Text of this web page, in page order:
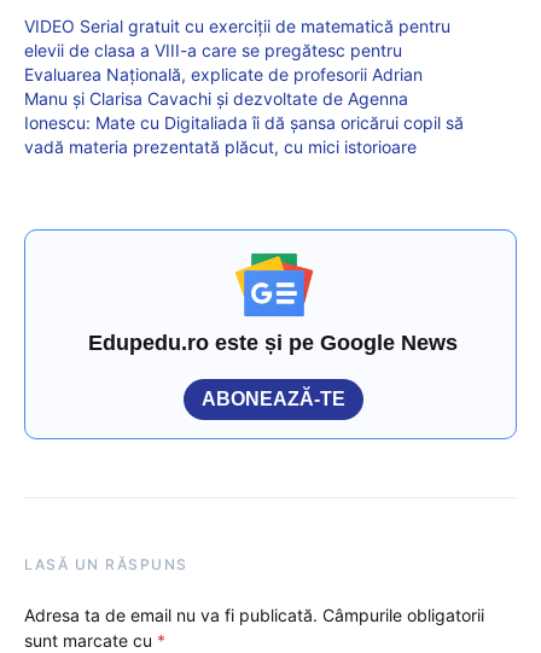
VIDEO Serial gratuit cu exerciții de matematică pentru
elevii de clasa a VIII-a care se pregătesc pentru
Evaluarea Națională, explicate de profesorii Adrian
Manu și Clarisa Cavachi și dezvoltate de Agenna
Ionescu: Mate cu Digitaliada îi dă șansa oricărui copil să
vadă materia prezentată plăcut, cu mici istorioare
Edupedu.ro este și pe Google News
ABONEAZĂ-TE
LASĂ UN RĂSPUNS
Adresa ta de email nu va fi publicată. Câmpurile obligatorii
sunt marcate cu *